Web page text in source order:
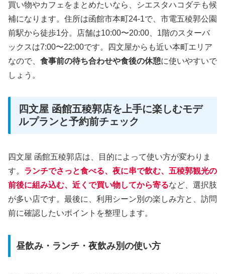
買い物やカフェをまとめたいなら、シエスタハコダテも候
補になります。住所は函館市本町24-1で、市電五稜郭公園
前駅から徒歩1分。店舗は10:00〜20:00、1階のスターバ
ックスは7:00〜22:00です。四文屋からも近い本町エリア
なので、 食事前の待ち合わせや食後の休憩に使いやすいで
しょう。
四文屋 函館五稜郭店を上手に楽しむモデ
ルプランと予約前チェック
四文屋 函館五稜郭店は、目的によって使い方が変わりま
す。 ランチでさっと食べる、夜に串で飲む、五稜郭観光の
前後に組み込む、近くで買い物してから寄るなど、選択肢
が多い店です。最後に、利用シーン別の楽しみ方と、訪問
前に確認したいポイントを整理します。
昼飲み・ランチ・夜飲み別の使い方